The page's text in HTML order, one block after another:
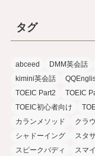
タグ
abceed DMM英会話
kimini英会話
TOEIC Part2
TOEIC
TOEIC初心者向け
カランメソッド
クラ
シャドーイング
スタ
スピークバディ
スマ